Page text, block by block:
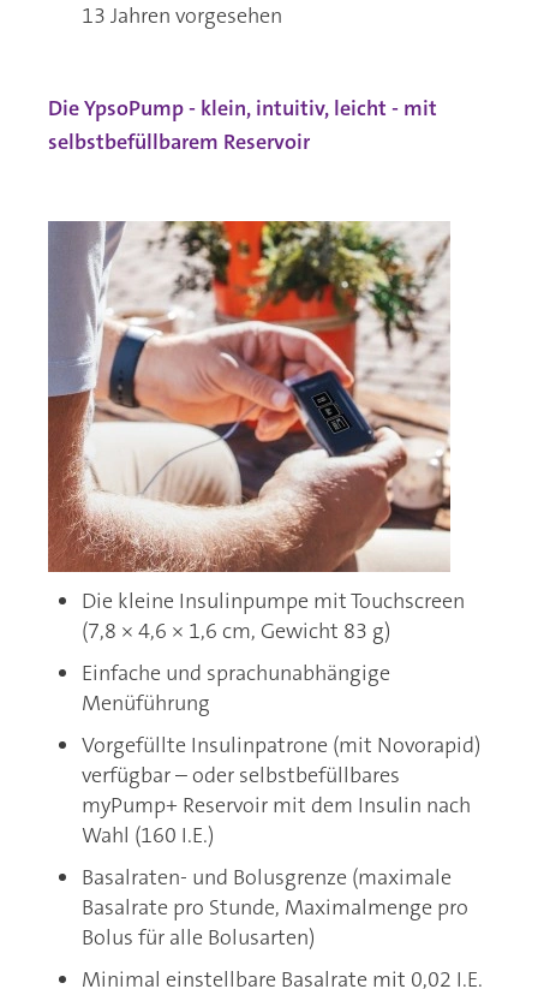
13 Jahren vorgesehen
Die YpsoPump - klein, intuitiv, leicht - mit
selbstbefüllbarem Reservoir
Die kleine Insulinpumpe mit Touchscreen
(7,8 × 4,6 × 1,6 cm, Gewicht 83 g)
Einfache und sprachunabhängige
Menüführung
Vorgefüllte Insulinpatrone (mit Novorapid)
verfügbar – oder selbstbefüllbares
myPump+ Reservoir mit dem Insulin nach
Wahl (160 I.E.)
Basalraten- und Bolusgrenze (maximale
Basalrate pro Stunde, Maximalmenge pro
Bolus für alle Bolusarten)
Minimal einstellbare Basalrate mit 0,02 I.E.